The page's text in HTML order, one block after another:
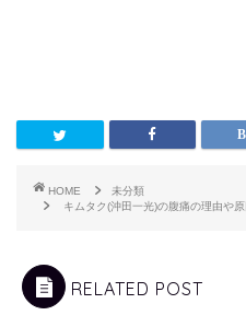
HOME
未分類
キムタク(沖田一光)の腹痛の理由や
RELATED POST